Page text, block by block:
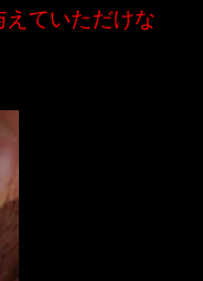
ていただけな